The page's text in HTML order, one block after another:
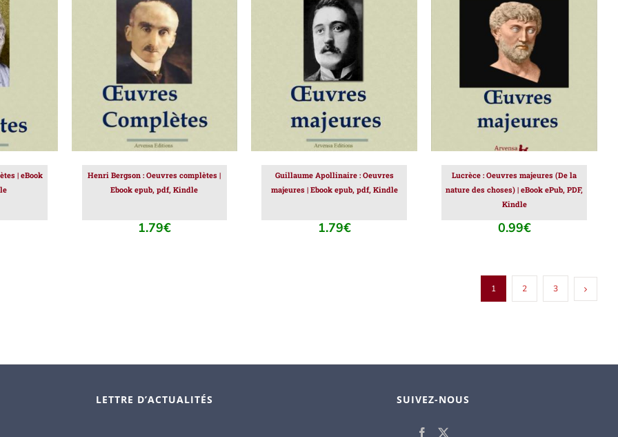
| eBook
AJOUTER AU PANIER
DÉTAILS
Henri Bergson : Oeuvres complètes |
Ebook epub, pdf, Kindle
1.79€
AJOUTER AU PANIER
DÉTAILS
Guillaume Apollinaire : Oeuvres
majeures | Ebook epub, pdf, Kindle
1.79€
AJOUTER AU PANIER
DÉTAILS
Lucrèce : Oeuvres majeures (De la
nature des choses) | eBook ePub, PDF,
Kindle
0.99€
1 2 3
LETTRE D’ACTUALITÉS SUIVEZ-NOUS